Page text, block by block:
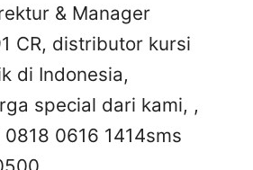
& Manager
CR, distributor kursi
di Indonesia,
special dari kami, ,
0616 1414sms